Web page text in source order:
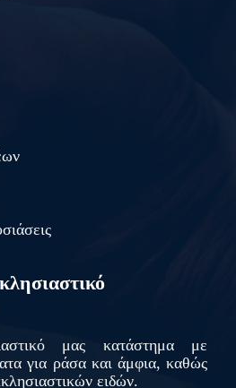
μας κατάστημα με
για ράσα και άμφια, καθώς
ειδών.